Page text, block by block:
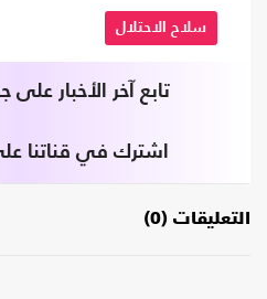
سلاح الاحتلال
تابع آخر الأخبار على
اشترك في قناتنا
التعليقات (0)